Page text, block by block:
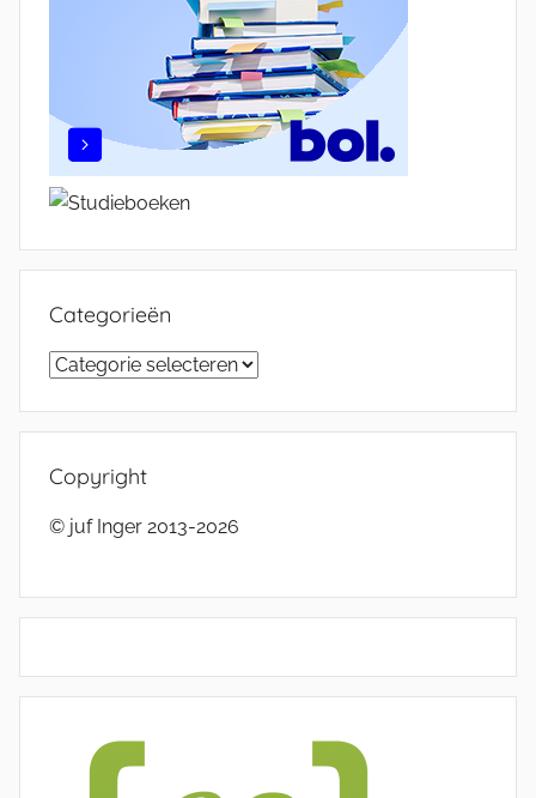
Categorieën
Categorieën
Copyright
© juf Inger 2013-2026